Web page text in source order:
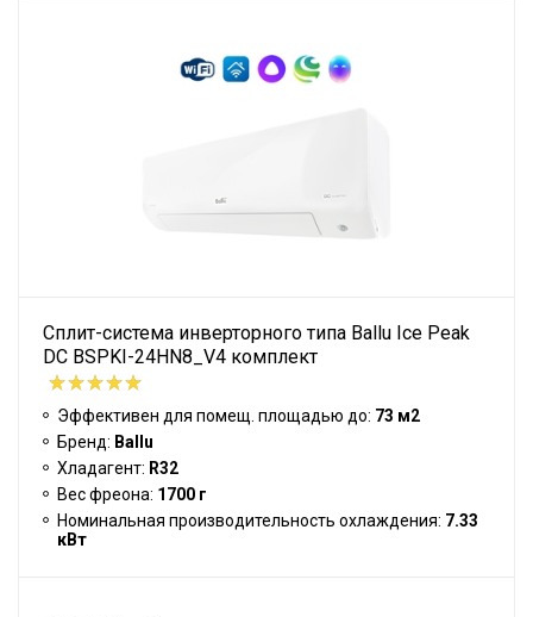
Сплит-система инверторного типа Ballu Ice Peak
DC BSPKI-24HN8_V4 комплект
Эффективен для помещ. площадью до: 73 м2
Бренд: Ballu
Хладагент: R32
Вес фреона: 1700 г
Номинальная производительность охлаждения: 7.33
кВт